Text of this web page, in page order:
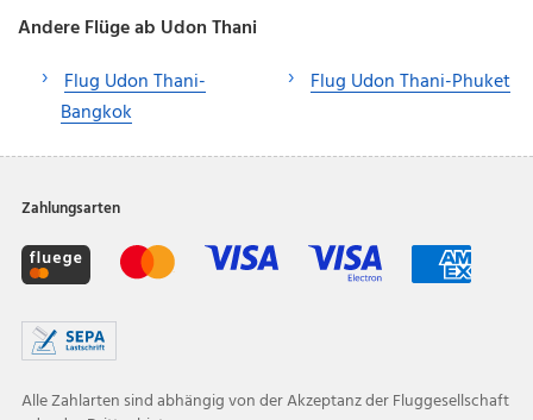
Andere Flüge ab Udon Thani
Flug Udon Thani-
Bangkok
Flug Udon Thani-Phuket